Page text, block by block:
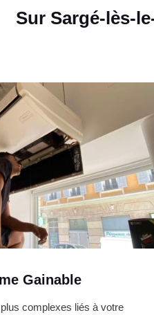
Sur Sargé-lès-
Gainable
complexes liés à votre